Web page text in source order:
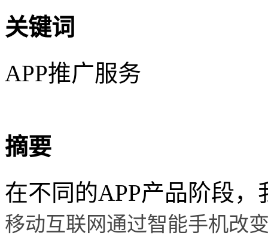
关键词
APP推广服务
摘要
在不同的APP产品阶段，
移动互联网通过智能手机改